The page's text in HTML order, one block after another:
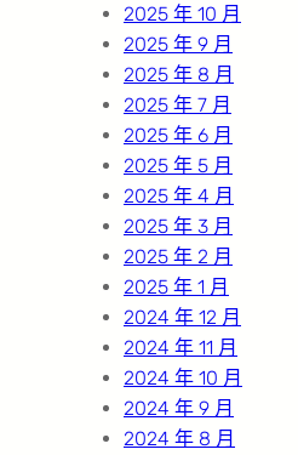
2025 年 10 月
2025 年 9 月
2025 年 8 月
2025 年 7 月
2025 年 6 月
2025 年 5 月
2025 年 4 月
2025 年 3 月
2025 年 2 月
2025 年 1 月
2024 年 12 月
2024 年 11 月
2024 年 10 月
2024 年 9 月
2024 年 8 月